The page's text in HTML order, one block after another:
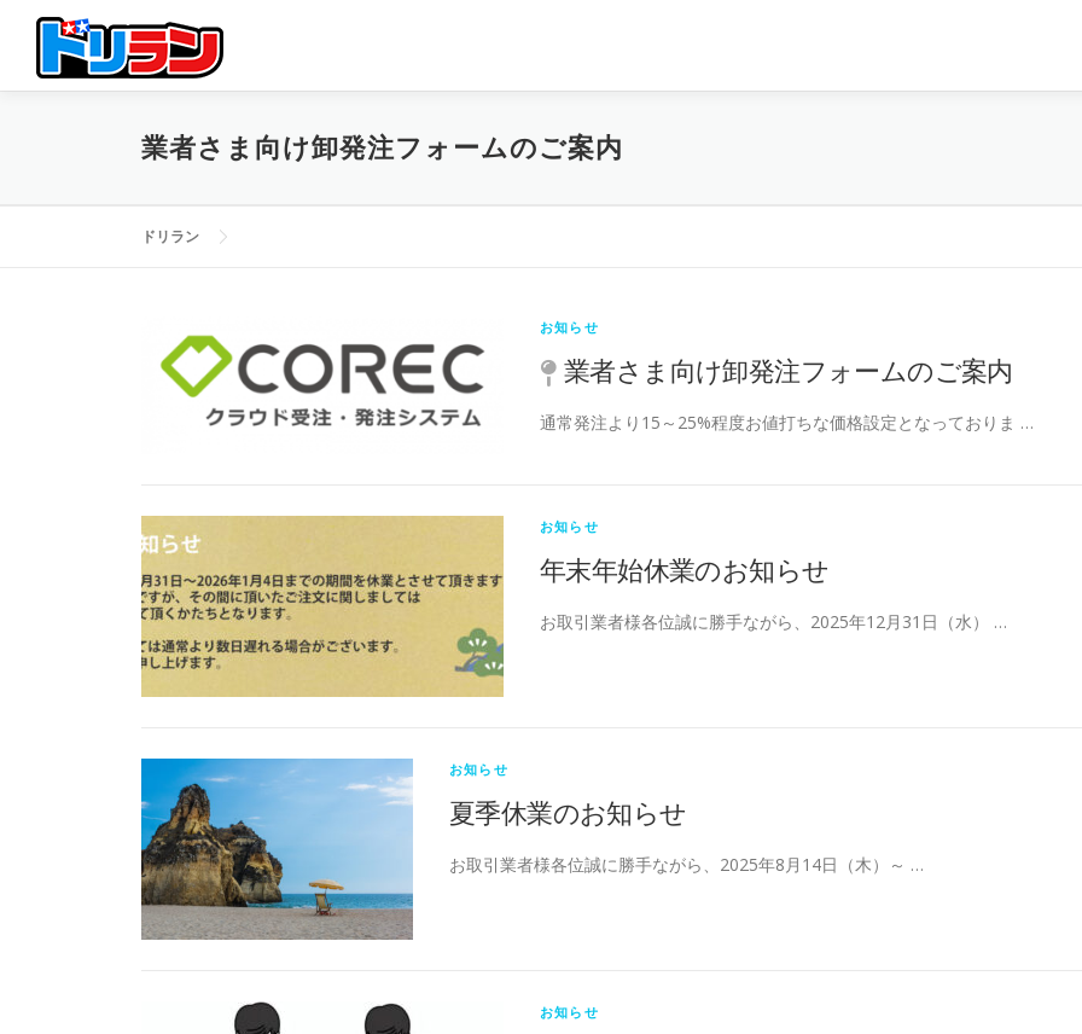
ン
業者さま向け卸発注フォームのご案内
ドリラン
お知らせ
業者さま向け卸発注フォームのご案内
通常発注より15～25%程度お値打ちな価格設定となっておりま …
お知らせ
年末年始休業のお知らせ
お取引業者様各位誠に勝手ながら、2025年12月31日（水） …
お知らせ
夏季休業のお知らせ
お取引業者様各位誠に勝手ながら、2025年8月14日（木）～ …
お知らせ